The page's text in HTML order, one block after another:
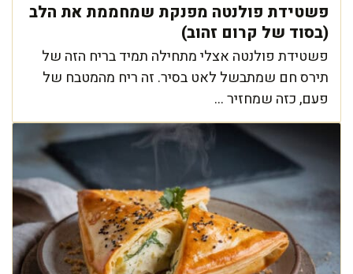
פשטידת פולנטה מפנקת שמחממת את הלב
(בסוד של קרום זהוב)
פשטידת פולנטה אצלי מתחילה תמיד בריח הזה של
תירס חם שמתבשל לאט בסיר. זה ריח מהמטבח של
פעם, כזה שמחזיר ...